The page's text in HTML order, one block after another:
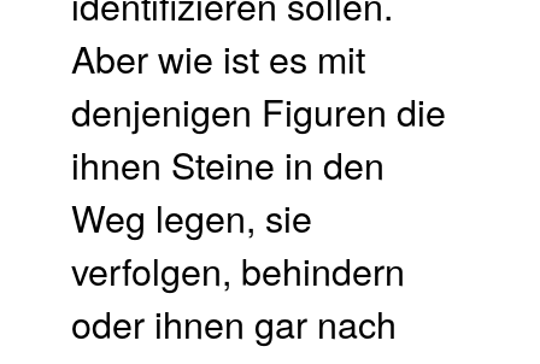
Aber wie ist es mit
denjenigen Figuren die
ihnen Steine in den
Weg legen, sie
verfolgen, behindern
oder ihnen gar nach